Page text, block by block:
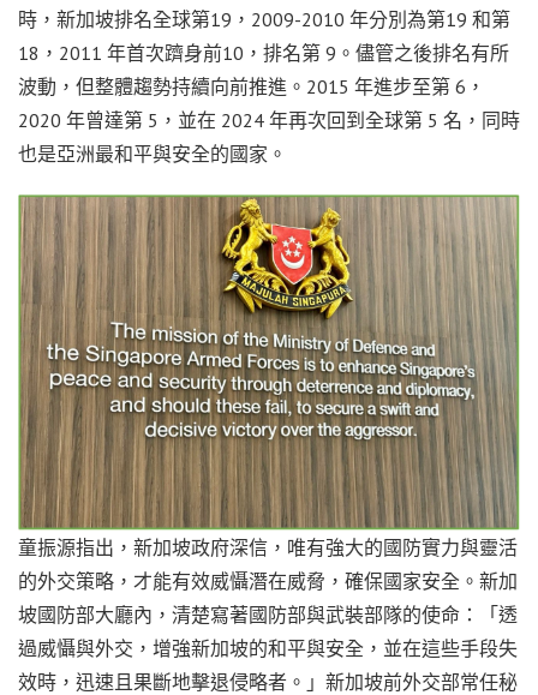
時，新加坡排名全球第19，2009-2010 年分別為第19 和第
18，2011 年首次躋身前10，排名第 9。儘管之後排名有所
波動，但整體趨勢持續向前推進。2015 年進步至第 6，
2020 年曾達第 5，並在 2024 年再次回到全球第 5 名，同時
也是亞洲最和平與安全的國家。
童振源指出，新加坡政府深信，唯有強大的國防實力與靈活
的外交策略，才能有效威懾潛在威脅，確保國家安全。新加
坡國防部大廳內，清楚寫著國防部與武裝部隊的使命：「透
過威懾與外交，增強新加坡的和平與安全，並在這些手段失
效時，迅速且果斷地擊退侵略者。」新加坡前外交部常任秘